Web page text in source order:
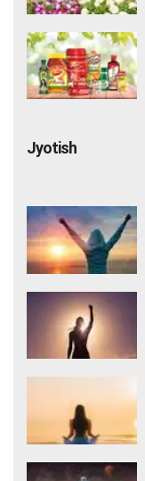
Jyotish